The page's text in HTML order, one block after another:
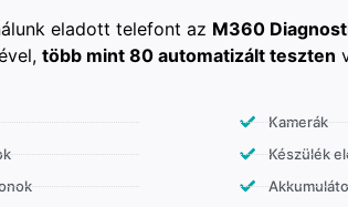
eladott telefont az M360
több mint 80 automatizált teszten
Kamerák
Készülék